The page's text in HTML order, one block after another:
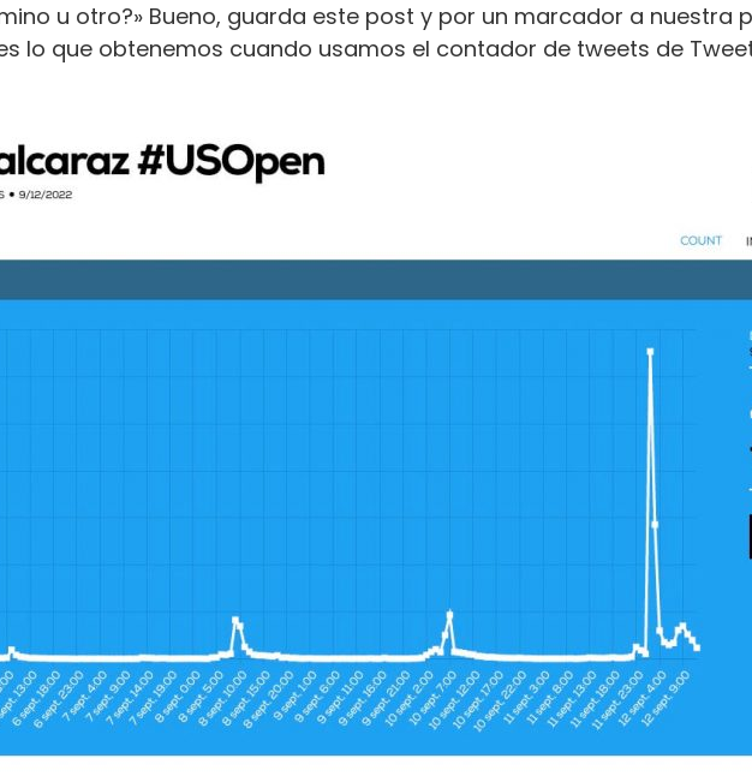
u otro?» Bueno, guarda este post y por un marcador a nuestra
lo que obtenemos cuando usamos el contador de tweets de